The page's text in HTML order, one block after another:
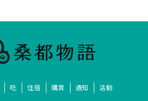
吃 住宿 購買 通知 活動